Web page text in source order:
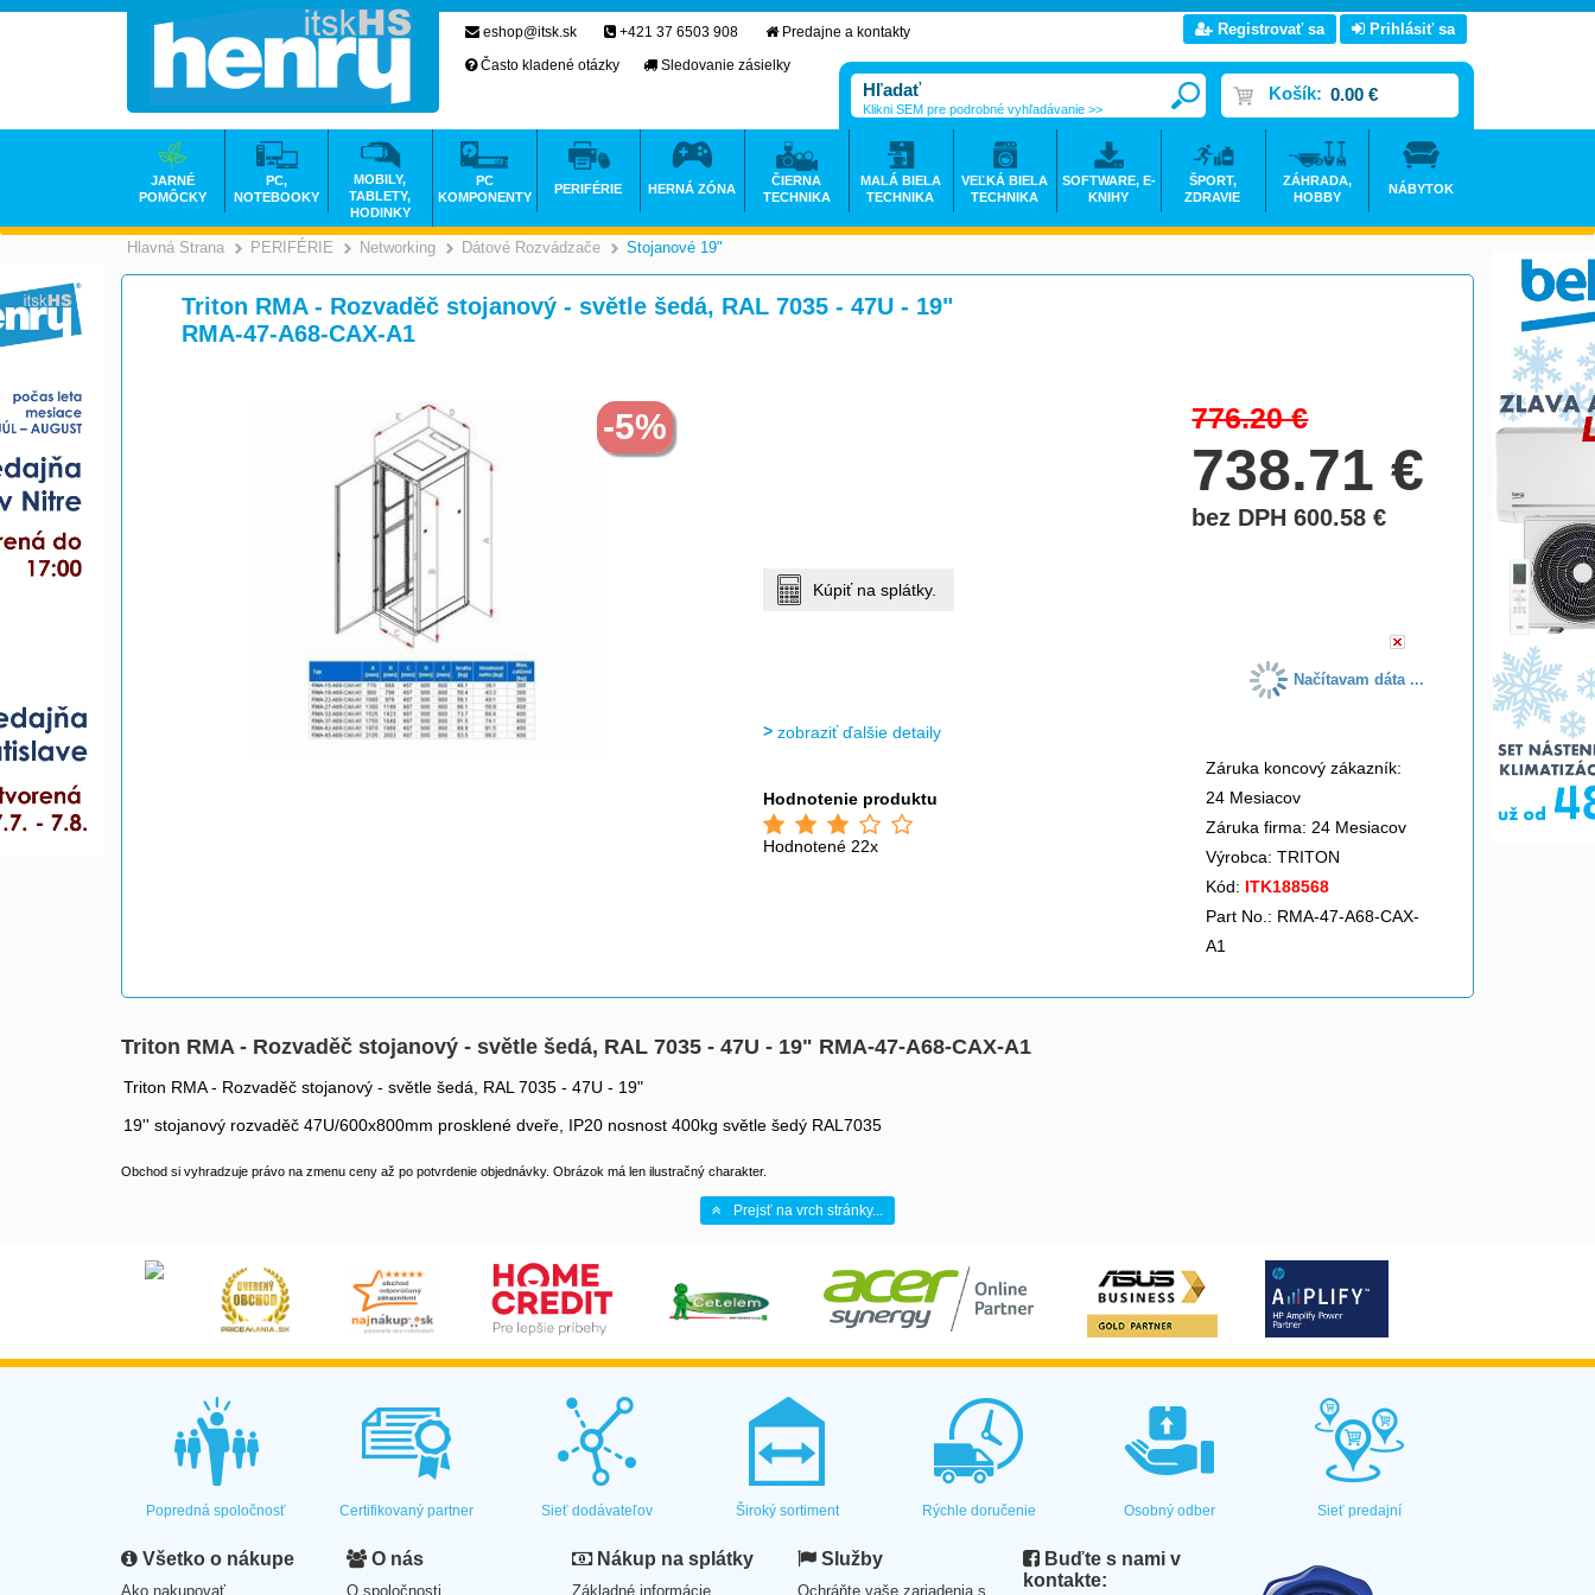
Hlavná Strana >
PERIFÉRIE >
Networking >
Dátové Rozvádzače >
Stojanové 19"
Triton RMA - Rozvaděč stojanový - světle šedá, RAL 7035 - 47U - 19"
RMA-47-A68-CAX-A1
-5% 776.20€
738.71€
bez DPH 600.58€
Kúpiť na splátky.
Načítavam dáta ...
zobraziť ďalšie detaily
Hodnotenie produktu
Hodnotené 22x
Záruka koncový zákazník:
24 Mesiacov
Záruka firma: 24 Mesiacov
Výrobca: TRITON
Kód: ITK188568
Part No.: RMA-47-A68-CAX-
A1
Triton RMA - Rozvaděč stojanový - světle šedá, RAL 7035 - 47U - 19" RMA-47-A68-CAX-A1
Triton RMA - Rozvaděč stojanový - světle šedá, RAL 7035 - 47U - 19"
19'' stojanový rozvaděč 47U/600x800mm prosklené dveře, IP20 nosnost 400kg světle šedý RAL7035
Obchod si vyhradzuje právo na zmenu ceny až po potvrdenie objednávky. Obrázok má len ilustračný charakter.
Prejsť na vrch stránky...
eshop@itsk.sk +421 37 6503 908
Predajne a kontakty
Často kladené otázky
Sledovanie zásielky
Registrovať sa Prihlásiť sa
Košík: 0.00 €
Klikni SEM pre podrobné vyhľadávanie >>
JARNÉ
POMÔCKY
PC,
NOTEBOOKY
MOBILY,
TABLETY,
HODINKY
PC
KOMPONENTY
PERIFÉRIE HERNÁ ZÓNA
ČIERNA
TECHNIKA
MALÁ BIELA
TECHNIKA
VEĽKÁ BIELA
TECHNIKA
SOFTWARE, E-
KNIHY
ŠPORT,
ZDRAVIE
ZÁHRADA,
HOBBY
NÁBYTOK
Popredná spoločnosť Certifikovaný partner Sieť dodávateľov Široký sortiment Rýchle doručenie Osobný odber Sieť predajní
Všetko o nákupe
Ako nakupovať
O nás
O spoločnosti
Nákup na splátky
Základné informácie
Služby
Ochráňte vaše zariadenia s
Buďte s nami v
kontakte: